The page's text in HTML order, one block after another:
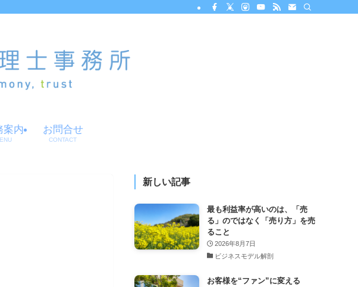
案内 お問合せ
CONTACT
新しい記事
最も利益率が高いのは、「売
る」のではなく「売り方」を売
ること
2026年8月7日
ビジネスモデル解剖
お客様を“ファン”に変える